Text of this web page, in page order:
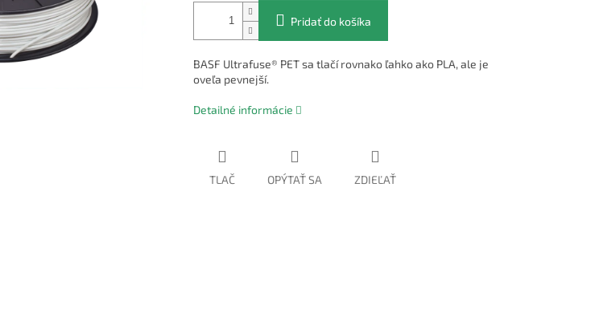
Pridať do košíka
BASF Ultrafuse® PET sa tlačí rovnako ľahko ako PLA, ale je
oveľa pevnejší.
Detailné informácie
TLAČ OPÝTAŤ SA ZDIEĽAŤ